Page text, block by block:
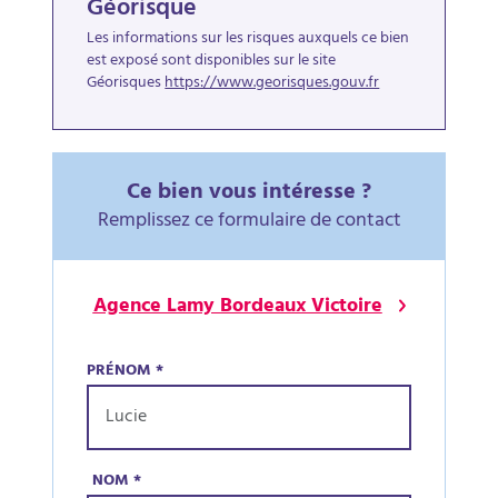
Géorisque
Les informations sur les risques auxquels ce bien
est exposé sont disponibles sur le site
Géorisqueshttps://www.georisques.gouv.fr
Ce bien vous intéresse ?
Remplissez ce formulaire de contact
Agence Lamy Bordeaux Victoire
PRÉNOM*
NOM*